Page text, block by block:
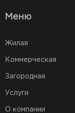
Меню
Жилая
Коммерческая
Загородная
Услуги
О компании